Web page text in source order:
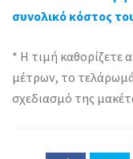
συνολικό κόστος
* Η τιμή καθορίζετε
μέτρων, το τελάρωμά
σχεδιασμό της